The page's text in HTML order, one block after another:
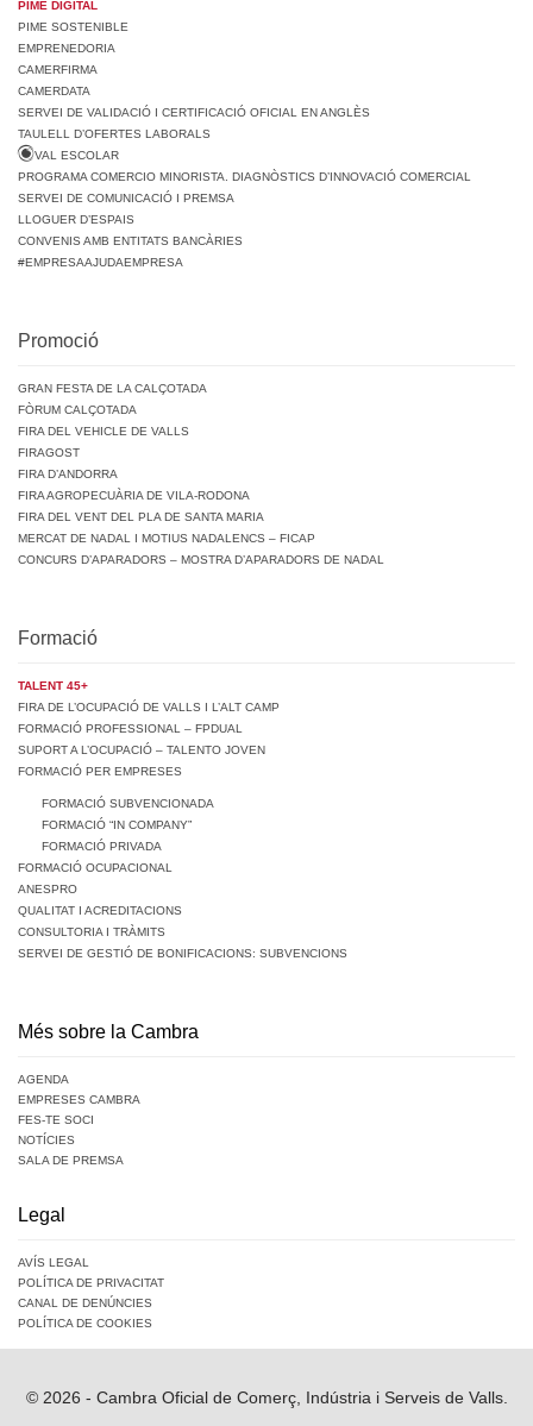
PIME DIGITAL
PIME SOSTENIBLE
EMPRENEDORIA
CAMERFIRMA
CAMERDATA
SERVEI DE VALIDACIÓ I CERTIFICACIÓ OFICIAL EN ANGLÈS
TAULELL D’OFERTES LABORALS
VAL ESCOLAR
PROGRAMA COMERCIO MINORISTA. DIAGNÒSTICS D’INNOVACIÓ COMERCIAL
SERVEI DE COMUNICACIÓ I PREMSA
LLOGUER D’ESPAIS
CONVENIS AMB ENTITATS BANCÀRIES
#EMPRESAAJUDAEMPRESA
Promoció
GRAN FESTA DE LA CALÇOTADA
FÒRUM CALÇOTADA
FIRA DEL VEHICLE DE VALLS
FIRAGOST
FIRA D’ANDORRA
FIRA AGROPECUÀRIA DE VILA-RODONA
FIRA DEL VENT DEL PLA DE SANTA MARIA
MERCAT DE NADAL I MOTIUS NADALENCS – FICAP
CONCURS D’APARADORS – MOSTRA D’APARADORS DE NADAL
Formació
TALENT 45+
FIRA DE L’OCUPACIÓ DE VALLS I L’ALT CAMP
FORMACIÓ PROFESSIONAL – FPDUAL
SUPORT A L’OCUPACIÓ – TALENTO JOVEN
FORMACIÓ PER EMPRESES
FORMACIÓ SUBVENCIONADA
FORMACIÓ “IN COMPANY”
FORMACIÓ PRIVADA
FORMACIÓ OCUPACIONAL
ANESPRO
QUALITAT I ACREDITACIONS
CONSULTORIA I TRÀMITS
SERVEI DE GESTIÓ DE BONIFICACIONS: SUBVENCIONS
Més sobre la Cambra
AGENDA
EMPRESES CAMBRA
FES-TE SOCI
NOTÍCIES
SALA DE PREMSA
Legal
AVÍS LEGAL
POLÍTICA DE PRIVACITAT
CANAL DE DENÚNCIES
POLÍTICA DE COOKIES
© 2026 - Cambra Oficial de Comerç, Indústria i Serveis de Valls.